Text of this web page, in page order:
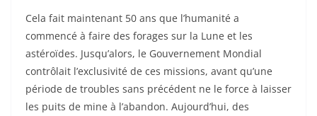
Cela fait maintenant 50 ans que l’humanité a
commencé à faire des forages sur la Lune et les
astéroïdes. Jusqu’alors, le Gouvernement Mondial
contrôlait l’exclusivité de ces missions, avant qu’une
période de troubles sans précédent ne le force à laisser
les puits de mine à l’abandon. Aujourd’hui, des